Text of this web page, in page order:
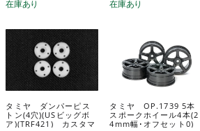
タミヤ ダンパーピス
トン(4穴)(USビッグボ
ア)(TRF421) カスタマ
タミヤ OP.1739 5本
スポークホイール4本(2
4mm幅･オフセット0)